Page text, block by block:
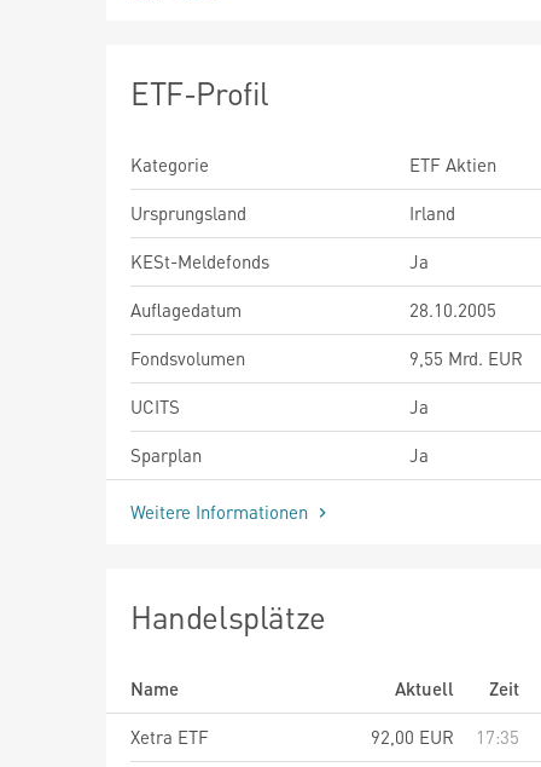
ETF-Profil
Kategorie
ETF Aktien
Ursprungsland
Irland
KESt-Meldefonds
Ja
Auflagedatum
28.10.2005
Fondsvolumen
9,55 Mrd. EUR
UCITS
Ja
Sparplan
Ja
Weitere Informationen
Handelsplätze
Name Aktuell
Zeit
Xetra ETF
92,00 EUR
17:35